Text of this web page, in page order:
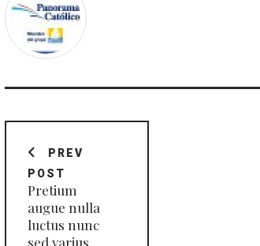
de
entradas
PREV
POST
Pretium
augue nulla
luctus nunc
sed varius